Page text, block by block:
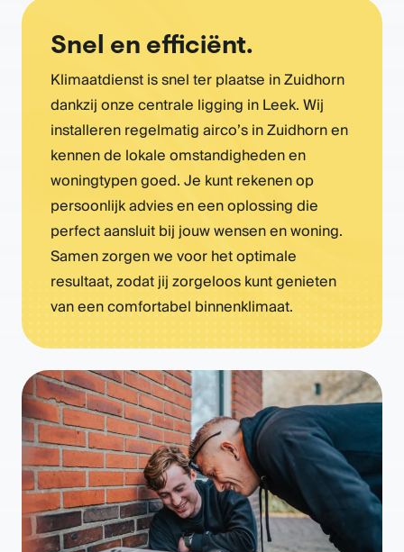
Snel en efficiënt.
Klimaatdienst is snel ter plaatse in Zuidhorn
dankzij onze centrale ligging in Leek. Wij
installeren regelmatig airco’s in Zuidhorn en
kennen de lokale omstandigheden en
woningtypen goed. Je kunt rekenen op
persoonlijk advies en een oplossing die
perfect aansluit bij jouw wensen en woning.
Samen zorgen we voor het optimale
resultaat, zodat jij zorgeloos kunt genieten
van een comfortabel binnenklimaat.